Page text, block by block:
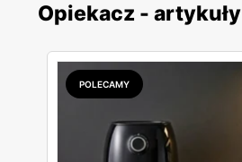
Opiekacz - artykuły
POLECAMY